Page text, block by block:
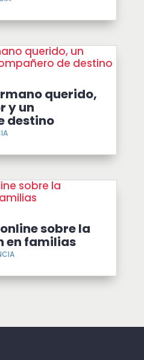
querido,
y un
destino
sobre la
en familias